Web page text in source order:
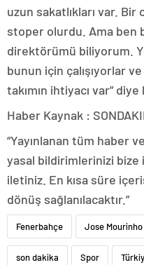
uzun sakatlıkları var.
stoper olurdu. Ama ben
direktörümü biliyorum.
bunun için çalışıyorlar
takımın ihtiyacı var” diye
Haber Kaynak :
“Yayınlanan tüm haber
yasal bildirimlerinizi bize
iletiniz. En kısa süre
dönüş sağlanılacaktır.”
Fenerbahçe Jose Mourinho
son dakika Spor